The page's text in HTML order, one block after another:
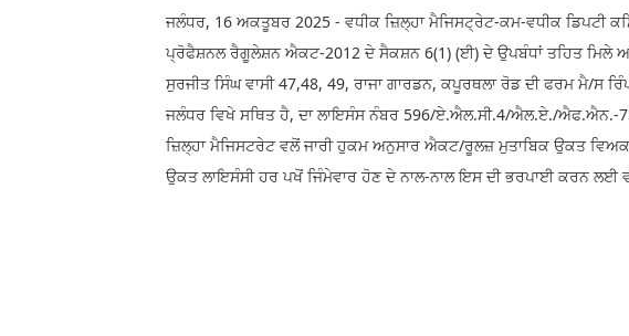
ਜਲੰਧਰ, 16 ਅਕਤੂਬਰ 2025 - ਵਧੀਕ ਜ਼ਿਲ੍ਹਾ ਮੈਜਿਸਟ੍ਰੇਟ-ਕਮ-ਵਧੀਕ ਡਿਪਟੀ
ਪ੍ਰੋਫੈਸ਼ਨਲ ਰੈਗੂਲੇਸ਼ਨ ਐਕਟ-2012 ਦੇ ਸੈਕਸ਼ਨ 6(1) (ਈ) ਦੇ ਉਪਬੰਧਾਂ ਤਹਿਤ ਮਿਲੇ
ਸੁਰਜੀਤ ਸਿੰਘ ਵਾਸੀ 47,48, 49, ਰਾਜਾ ਗਾਰਡਨ, ਕਪੂਰਥਲਾ ਰੋਡ ਦੀ ਫਰਮ ਮੈ/ਸ
ਜਲੰਧਰ ਵਿਖੇ ਸਥਿਤ ਹੈ, ਦਾ ਲਾਇਸੰਸ ਨੰਬਰ 596/ਏ.ਐਲ.ਸੀ.4/ਐਲ.ਏ./ਐਫ.ਐਨ.-
ਜ਼ਿਲ੍ਹਾ ਮੈਜਿਸਟਰੇਟ ਵਲੋਂ ਜਾਰੀ ਹੁਕਮ ਅਨੁਸਾਰ ਐਕਟ/ਰੂਲਜ਼ ਮੁਤਾਬਿਕ ਉਕਤ
ਉਕਤ ਲਾਇਸੰਸੀ ਹਰ ਪਖੋਂ ਜਿੰਮੇਵਾਰ ਹੋਣ ਦੇ ਨਾਲ-ਨਾਲ ਇਸ ਦੀ ਭਰਪਾਈ ਕਰਨ ਲਈ